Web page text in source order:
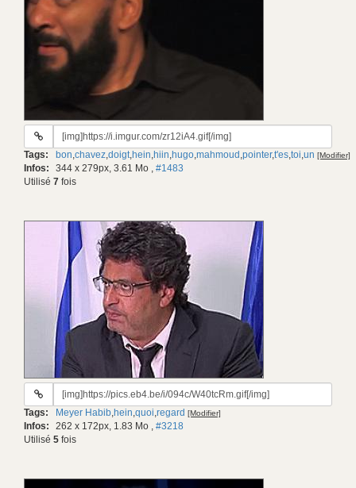
URL
gif:
Tags: bon,chavez,doigt,hein,hiin,hugo,mahmoud ,pointer,t'es,toi,un [Modifier]
Infos: 344 x 279px, 3.61 Mo , #1483
Utilisé 7 fois
URL
gif:
Tags: Meyer Habib,hein,quoi,regard [Modifier]
Infos: 262 x 172px, 1.83 Mo , #3218
Utilisé 5 fois